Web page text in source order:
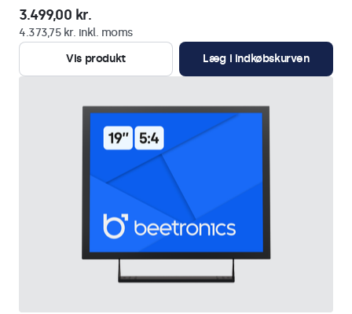
3.499,00 kr.
4.373,75 kr. inkl. moms
Vis produkt
Læg i indkøbskurven